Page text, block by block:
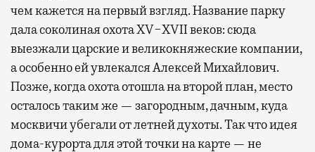
чем кажется на первый взгляд. Название парку
дала соколиная охота XV−XVII веков: сюда
выезжали царские и великокняжеские компании,
а особенно ей увлекался Алексей Михайлович.
Позже, когда охота отошла на второй план, место
осталось таким же — загородным, дачным, куда
москвичи убегали от летней духоты. Так что идея
дома-курорта для этой точки на карте — не